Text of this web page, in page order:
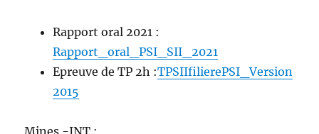
Rapport oral 2021 :
Rapport_oral_PSI_SII_2021
Epreuve de TP 2h :TPSIIfilierePSI_Version
2015
Mines -INT :